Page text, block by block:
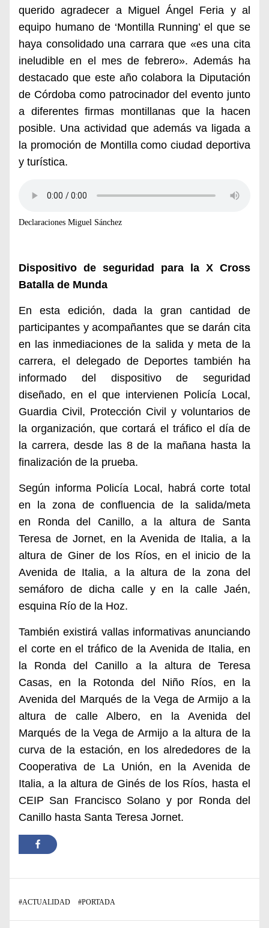
querido agradecer a Miguel Ángel Feria y al
equipo humano de ‘Montilla Running’ el que se
haya consolidado una carrara que «es una cita
ineludible en el mes de febrero». Además ha
destacado que este año colabora la Diputación
de Córdoba como patrocinador del evento junto
a diferentes firmas montillanas que la hacen
posible. Una actividad que además va ligada a
la promoción de Montilla como ciudad deportiva
y turística.
Declaraciones Miguel Sánchez
Dispositivo de seguridad para la X Cross
Batalla de Munda
En esta edición, dada la gran cantidad de
participantes y acompañantes que se darán cita
en las inmediaciones de la salida y meta de la
carrera, el delegado de Deportes también ha
informado del dispositivo de seguridad
diseñado, en el que intervienen Policía Local,
Guardia Civil, Protección Civil y voluntarios de
la organización, que cortará el tráfico el día de
la carrera, desde las 8 de la mañana hasta la
finalización de la prueba.
Según informa Policía Local, habrá corte total
en la zona de confluencia de la salida/meta
en Ronda del Canillo, a la altura de Santa
Teresa de Jornet, en la Avenida de Italia, a la
altura de Giner de los Ríos, en el inicio de la
Avenida de Italia, a la altura de la zona del
semáforo de dicha calle y en la calle Jaén,
esquina Río de la Hoz.
También existirá vallas informativas anunciando
el corte en el tráfico de la Avenida de Italia, en
la Ronda del Canillo a la altura de Teresa
Casas, en la Rotonda del Niño Ríos, en la
Avenida del Marqués de la Vega de Armijo a la
altura de calle Albero, en la Avenida del
Marqués de la Vega de Armijo a la altura de la
curva de la estación, en los alrededores de la
Cooperativa de La Unión, en la Avenida de
Italia, a la altura de Ginés de los Ríos, hasta el
CEIP San Francisco Solano y por Ronda del
Canillo hasta Santa Teresa Jornet.
#ACTUALIDAD #PORTADA